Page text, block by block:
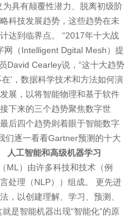
具有颠覆性潜力、脱离初级阶
科技发展趋势，这些趋势在未
达到临界点。 “2017年十大战
（Intelligent Dgital Mesh）提
David Cearley说，“这十大趋势
’，数据科学技术和方法如何演
展，以将智能物理和基于软件
下来的三个趋势聚焦数字世
后四个趋势则着眼于智能数字
们逐一看看Gartner预测的十大
人工智能和高级机器学习
ML）由许多科技和技术（例
处理（NLP））组成。 更先进
，以创建理解、学习、预测、
是智能机器出现“智能化”的原